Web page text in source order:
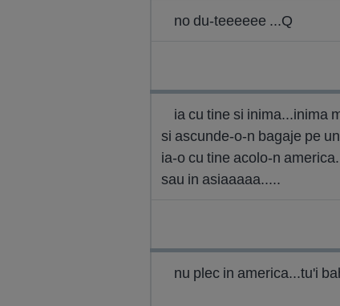
no du-teeeeee ...Q
ia cu tine si inima...inima
si ascunde-o-n bagaje pe
ia-o cu tine acolo-n
sau in asiaaaaa.....
nu plec in america...tu'i